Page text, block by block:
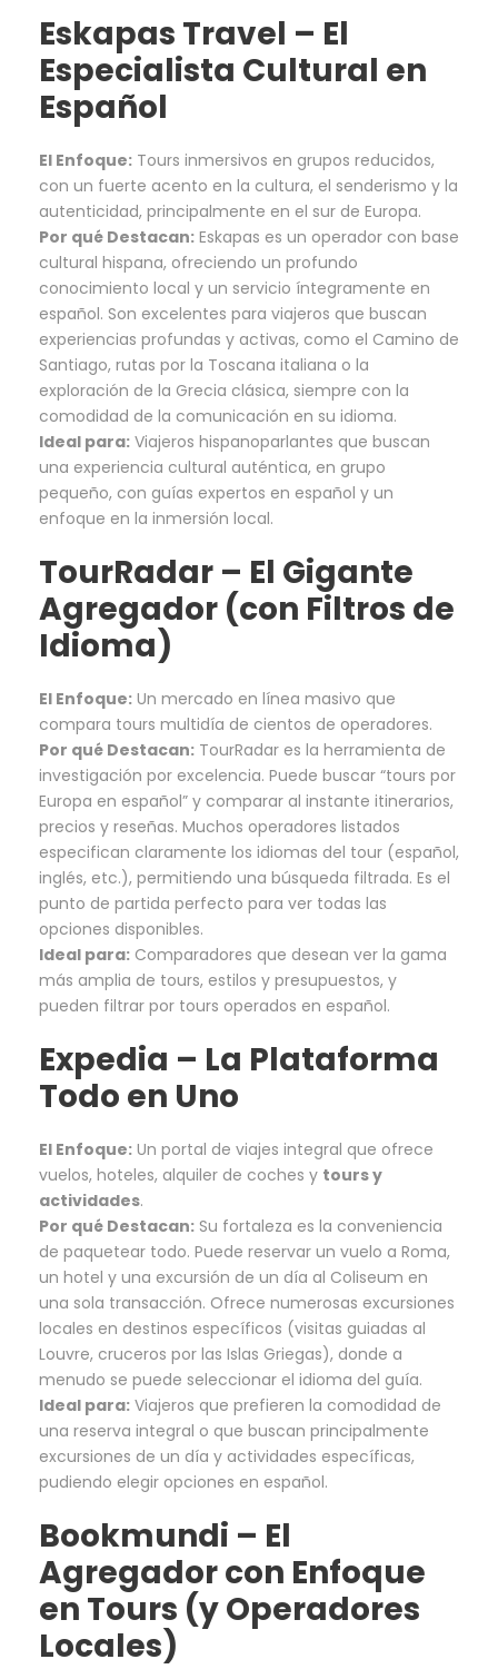
Eskapas Travel – El
Especialista Cultural en
Español
El Enfoque: Tours inmersivos en grupos reducidos,
con un fuerte acento en la cultura, el senderismo y la
autenticidad, principalmente en el sur de Europa.
Por qué Destacan: Eskapas es un operador con base
cultural hispana, ofreciendo un profundo
conocimiento local y un servicio íntegramente en
español. Son excelentes para viajeros que buscan
experiencias profundas y activas, como el Camino de
Santiago, rutas por la Toscana italiana o la
exploración de la Grecia clásica, siempre con la
comodidad de la comunicación en su idioma.
Ideal para: Viajeros hispanoparlantes que buscan
una experiencia cultural auténtica, en grupo
pequeño, con guías expertos en español y un
enfoque en la inmersión local.
TourRadar – El Gigante
Agregador (con Filtros de
Idioma)
El Enfoque: Un mercado en línea masivo que
compara tours multidía de cientos de operadores.
Por qué Destacan: TourRadar es la herramienta de
investigación por excelencia. Puede buscar “tours por
Europa en español” y comparar al instante itinerarios,
precios y reseñas. Muchos operadores listados
especifican claramente los idiomas del tour (español,
inglés, etc.), permitiendo una búsqueda filtrada. Es el
punto de partida perfecto para ver todas las
opciones disponibles.
Ideal para: Comparadores que desean ver la gama
más amplia de tours, estilos y presupuestos, y
pueden filtrar por tours operados en español.
Expedia – La Plataforma
Todo en Uno
El Enfoque: Un portal de viajes integral que ofrece
vuelos, hoteles, alquiler de coches y tours y
actividades.
Por qué Destacan: Su fortaleza es la conveniencia
de paquetear todo. Puede reservar un vuelo a Roma,
un hotel y una excursión de un día al Coliseum en
una sola transacción. Ofrece numerosas excursiones
locales en destinos específicos (visitas guiadas al
Louvre, cruceros por las Islas Griegas), donde a
menudo se puede seleccionar el idioma del guía.
Ideal para: Viajeros que prefieren la comodidad de
una reserva integral o que buscan principalmente
excursiones de un día y actividades específicas,
pudiendo elegir opciones en español.
Bookmundi – El
Agregador con Enfoque
en Tours (y Operadores
Locales)